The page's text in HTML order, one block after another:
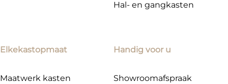
Hal- en gangkasten
Elkekastopmaat
Maatwerk kasten
Handig voor u
Showroomafspraak